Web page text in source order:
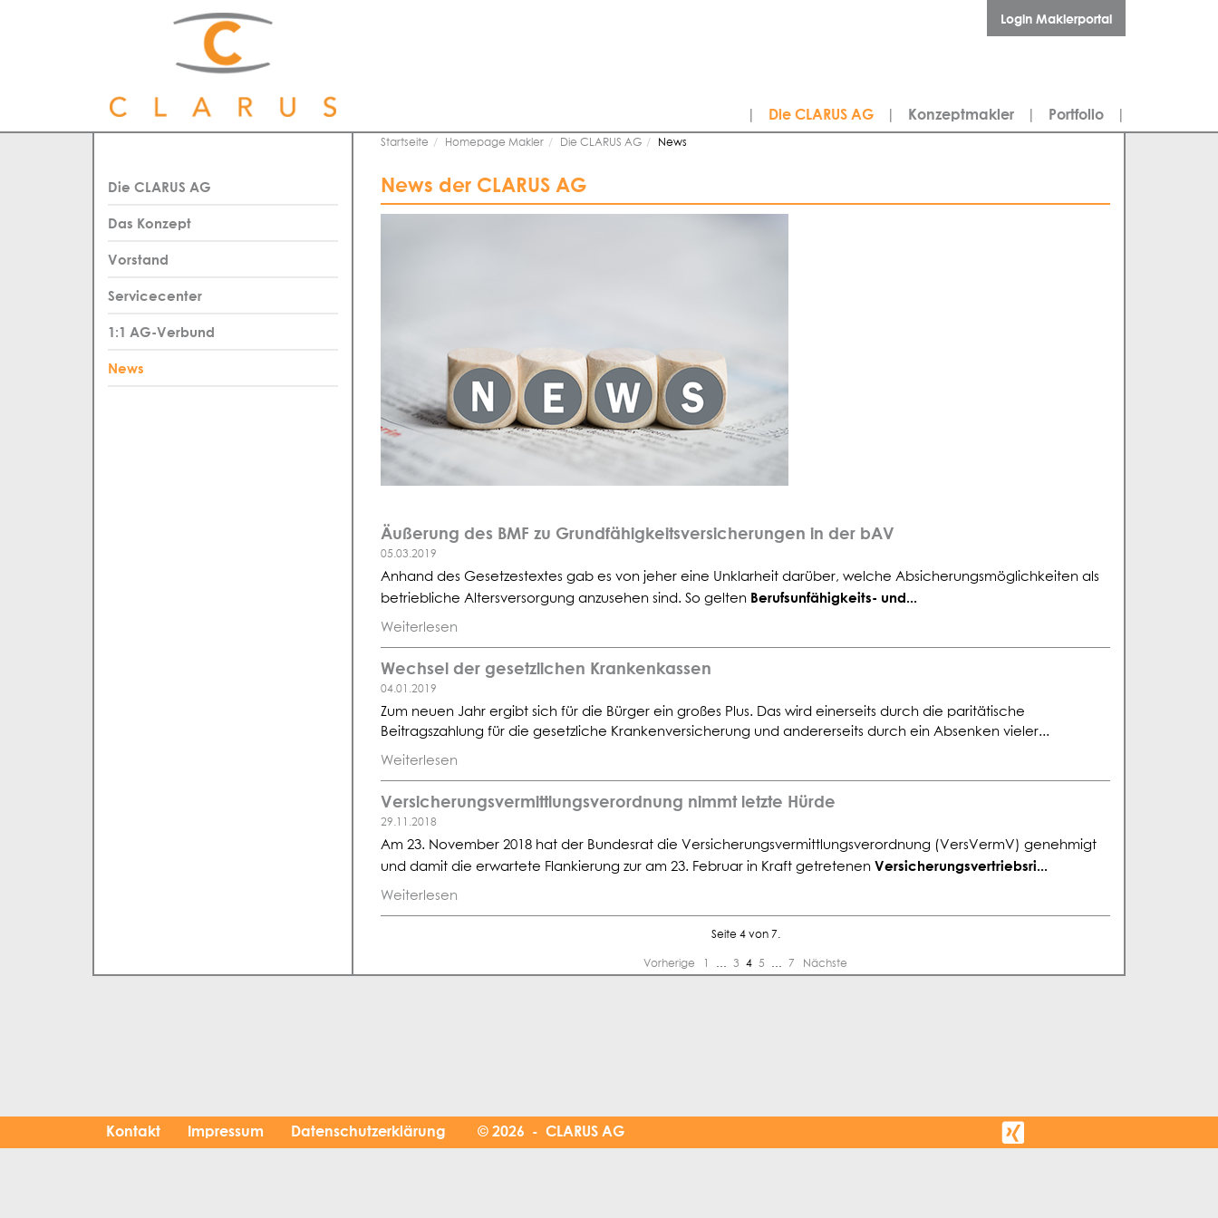
Login Maklerportal
| Die CLARUS AG | Konzeptmakler | Portfolio |
Die CLARUS AG
Das Konzept
Vorstand
Servicecenter
1:1 AG-Verbund
News
Startseite Homepage Makler Die CLARUS AG News
News der CLARUS AG
Äußerung des BMF zu Grundfähigkeitsversicherungen in der bAV
05.03.2019
Anhand des Gesetzestextes gab es von jeher eine Unklarheit darüber, welche Absicherungsmöglichkeiten als
betriebliche Altersversorgung anzusehen sind. So gelten Berufsunfähigkeits- und...
Weiterlesen
Wechsel der gesetzlichen Krankenkassen
04.01.2019
Zum neuen Jahr ergibt sich für die Bürger ein großes Plus. Das wird einerseits durch die paritätische
Beitragszahlung für die gesetzliche Krankenversicherung und andererseits durch ein Absenken vieler...
Weiterlesen
Versicherungsvermittlungsverordnung nimmt letzte Hürde
29.11.2018
Am 23. November 2018 hat der Bundesrat die Versicherungsvermittlungsverordnung (VersVermV) genehmigt
und damit die erwartete Flankierung zur am 23. Februar in Kraft getretenen Versicherungsvertriebsri...
Weiterlesen
Seite 4 von 7.
Vorherige … 3 4 5 … 7 Nächste
Kontakt Impressum Datenschutzerklärung © 2026 - CLARUS AG